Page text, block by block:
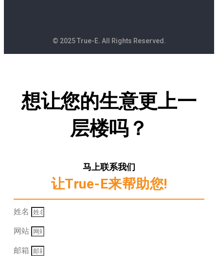
© 2025 True-E. All Rights Reserved.
想让您的生意更上一
层楼吗？
马上联系我们
让True-E来帮助您!
姓名
网站
邮箱